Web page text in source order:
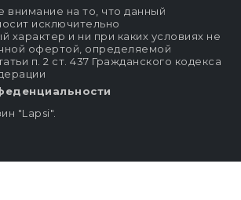
на то, что данный
исключительно
характер и ни при каких условиях не
офертой, определяемой
п. 2 ст. 437 Гражданского кодекса
"Lapsi".